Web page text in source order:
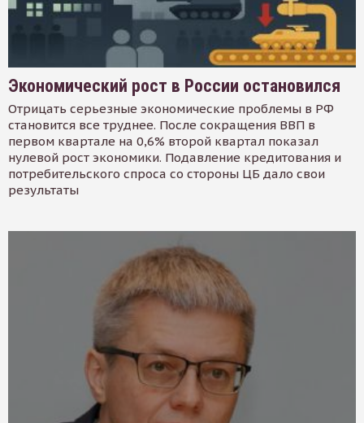
Экономический рост в России остановился
Отрицать серьезные экономические проблемы в РФ
становится все труднее. После сокращения ВВП в
первом квартале на 0,6% второй квартал показал
нулевой рост экономики. Подавление кредитования и
потребительского спроса со стороны ЦБ дало свои
результаты